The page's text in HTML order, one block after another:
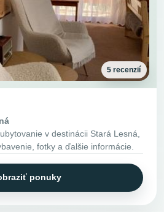
5 recenzií
v destinácii Stará Lesná,
fotky a ďalšie informácie.
ponuky